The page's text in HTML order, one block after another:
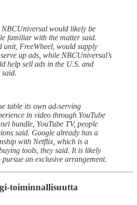
would likely be
familiar with the matter said.
unit, FreeWheel, would supply
up ads, while NBCUniversal’s
help sell ads in the U.S. and
said.
table its own ad-serving
in video through YouTube
bundle, YouTube TV, people
said. Google already has a
with Netflix, which is a
tools, they said. It is likely
an exclusive arrangement.
toiminnallisuutta